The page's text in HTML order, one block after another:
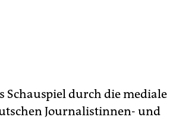
Schauspiel durch die mediale
Journalistinnen- und